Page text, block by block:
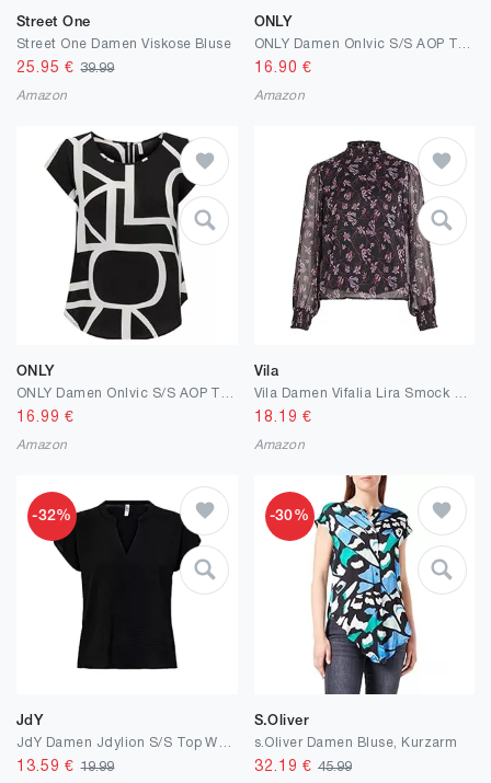
Street One
Street One Damen Viskose Bluse
25.95 €39.99
Amazon
ONLY
16.90 €
Amazon
ONLY
16.99 €
Amazon
Vila
18.19 €
Amazon
-32%
JdY
13.59 €19.99
-30%
S.Oliver
s.Oliver Damen Bluse, Kurzarm
32.19 € 45.99